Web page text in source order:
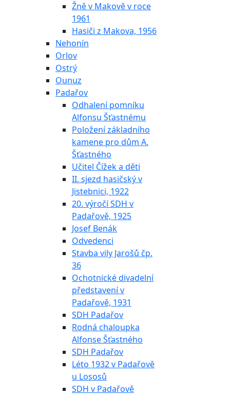
Žně v Makově v roce
1961
Hasiči z Makova, 1956
Nehonín
Orlov
Ostrý
Ounuz
Padařov
Odhalení pomníku
Alfonsu Šťastnému
Položení základního
kamene pro dům A.
Šťastného
Učitel Čížek a děti
II. sjezd hasičský v
Jistebnici, 1922
20. výročí SDH v
Padařově, 1925
Josef Benák
Odvedenci
Stavba vily Jarošů čp.
36
Ochotnické divadelní
představení v
Padařově, 1931
SDH Padařov
Rodná chaloupka
Alfonse Šťastného
SDH Padařov
Léto 1932 v Padařově
u Lososů
SDH v Padařově